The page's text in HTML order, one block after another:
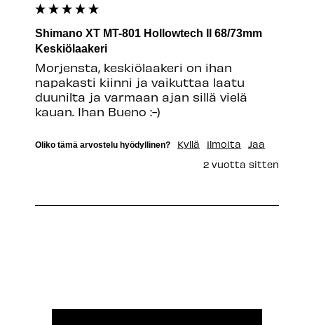
Shimano XT MT-801 Hollowtech II 68/73mm
Keskiölaakeri
Morjensta, keskiölaakeri on ihan
napakasti kiinni ja vaikuttaa laatu
duunilta ja varmaan ajan sillä vielä
kauan. Ihan Bueno :-)
Oliko tämä arvostelu hyödyllinen? Kyllä Ilmoita
Jaa
2 vuotta sitten